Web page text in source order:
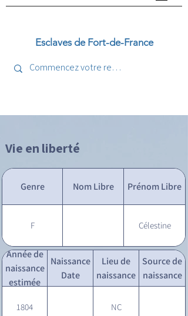
Esclaves de Fort-de-France
Vie en liberté
Genre Nom Libre Prénom Libre
F Célestine
Année de
naissance
estimée
Naissance
Date
Lieu de
naissance
Source de
naissance
1804 NC